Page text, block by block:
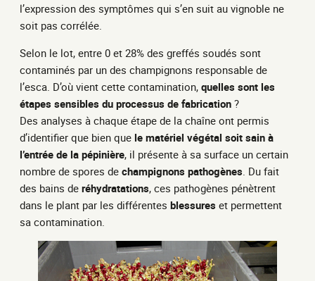
l’expression des symptômes qui s’en suit au vignoble ne
soit pas corrélée.
Selon le lot, entre 0 et 28% des greffés soudés sont
contaminés par un des champignons responsable de
l’esca. D’où vient cette contamination, quelles sont les
étapes sensibles du processus de fabrication ?
Des analyses à chaque étape de la chaîne ont permis
d’identifier que bien que le matériel végétal soit sain à
l’entrée de la pépinière, il présente à sa surface un certain
nombre de spores de champignons pathogènes . Du fait
des bains de réhydratations, ces pathogènes pénètrent
dans le plant par les différentes blessures et permettent
sa contamination.